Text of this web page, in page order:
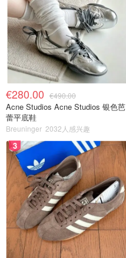
€280.00 €490.00
Acne Studios Acne Studios 银色芭
蕾平底鞋
Breuninger 2032人感兴趣
3